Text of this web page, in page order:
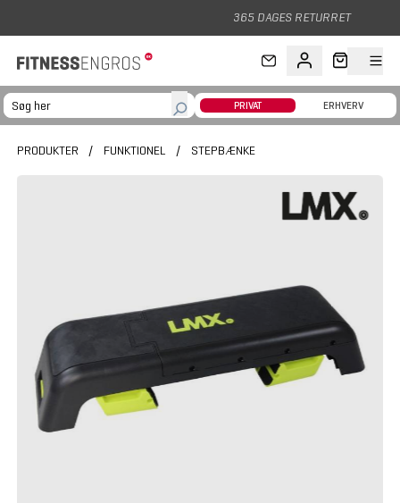
365 DAGES RETURRET
PRIVAT ERHVERV
PRODUKTER / FUNKTIONEL / STEPBÆNKE